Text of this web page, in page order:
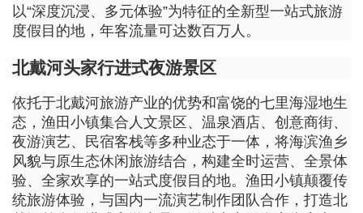
以“深度沉浸、多元体验”为特征的全新型一站式旅游
度假目的地，年客流量可达数百万人。
北戴河头家行进式夜游景区
依托于北戴河旅游产业的优势和富饶的七里海湿地生
态，渔田小镇集合人文景区、温泉酒店、创意商街、
夜游演艺、民宿客栈等多种业态于一体，将海滨渔乡
风貌与原生态休闲旅游结合，构建全时运营、全景体
验、全家欢享的一站式度假目的地。渔田小镇颠覆传
统旅游体验，与国内一流演艺制作团队合作，打造北